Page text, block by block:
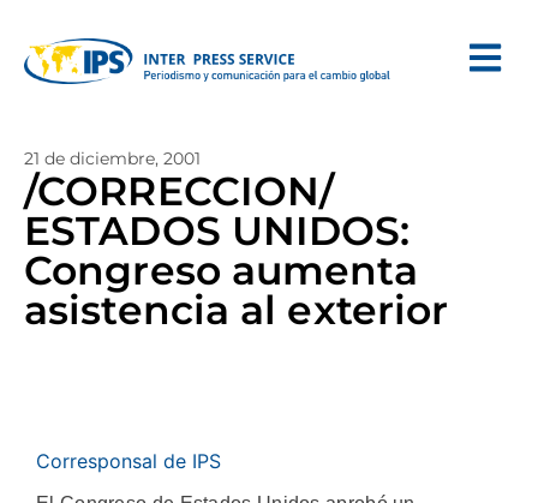
21 de diciembre, 2001
/CORRECCION/
ESTADOS UNIDOS:
Congreso aumenta
asistencia al exterior
Corresponsal de IPS